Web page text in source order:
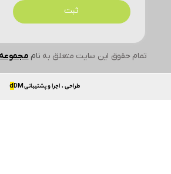
تمام حقوق این سایت متعلق به ناممجموعه
ثبت
طراحی ، اجرا و پشتیبانی dDM